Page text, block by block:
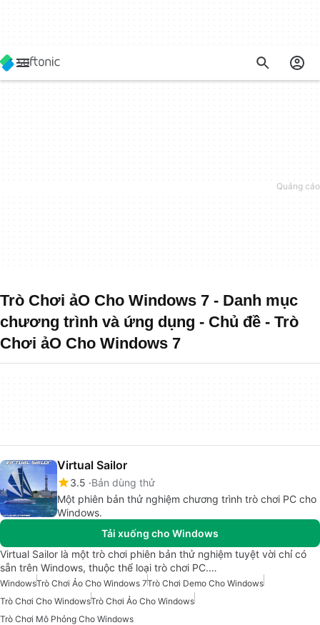
Trò Chơi ảO Cho Windows 7 - Danh mục
chương trình và ứng dụng - Chủ đề - Trò
Chơi ảO Cho Windows 7
Virtual Sailor
3.5 Bản dùng thử
Một phiên bản thử nghiệm chương trình trò chơi PC cho
Windows.
Tải xuống cho Windows
Virtual Sailor là một trò chơi phiên bản thử nghiệm tuyệt vời chỉ có
sẵn trên Windows, thuộc thể loại trò chơi PC.…
WindowsTrò Chơi Ảo Cho Windows 7Trò Chơi Demo Cho Windows
Trò Chơi Cho WindowsTrò Chơi Ảo Cho Windows
Trò Chơi Mô Phỏng Cho Windows